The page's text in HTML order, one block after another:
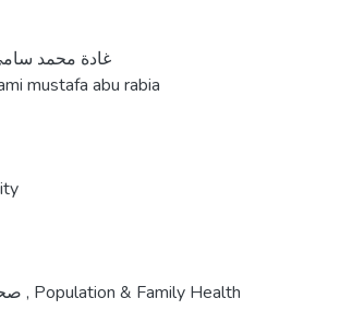
غادة محمد
mustafa abu rabia
, Population & Family Health